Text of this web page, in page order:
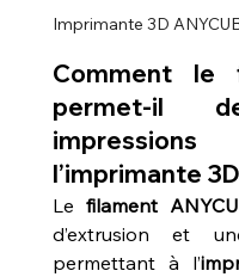
Imprimante 3D
Comment le
permet-il
l’imprimante
Le filament
d’extrusion et
permettant à l’